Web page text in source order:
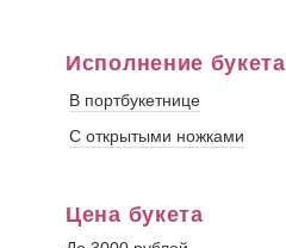
Исполнение букета
В портбукетнице
С открытыми ножками
Цена букета